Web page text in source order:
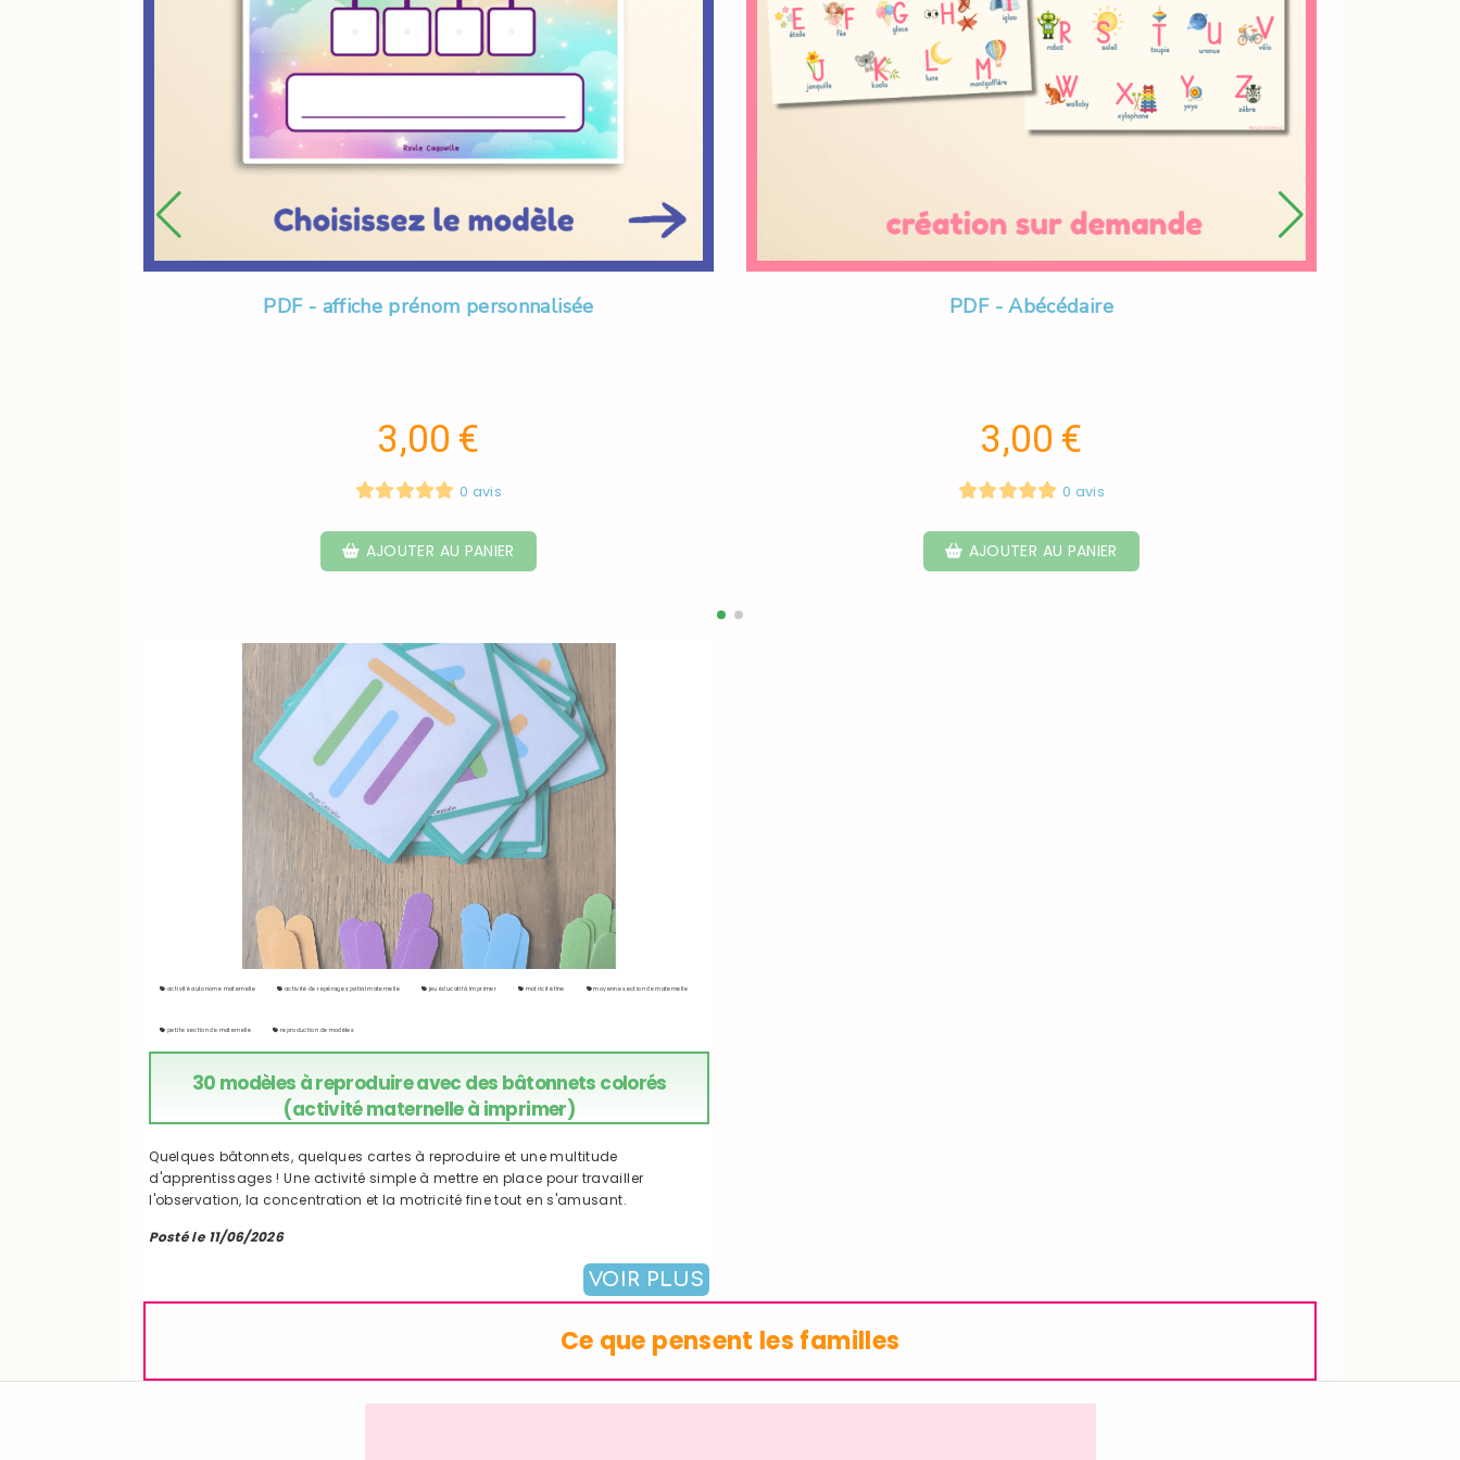
PDF - affiche prénom personnalisée
3,00 €
0 avis
AJOUTER AU PANIER
PDF - Abécédaire
3,00 €
0 avis
AJOUTER AU PANIER
30 modèles à reproduire avec des bâtonnets colorés
(activité maternelle à imprimer)
Quelques bâtonnets, quelques cartes à reproduire et une multitude
d'apprentissages ! Une activité simple à mettre en place pour travailler
l'observation, la concentration et la motricité fine tout en s'amusant.
Posté le 11/06/2026
VOIR PLUS
activité autonome maternelle activité de repérage spatial maternelle jeu éducatif à imprimer motricité fine moyenne section de maternelle
petite section de maternelle reproduction de modèles
Ce que pensent les familles